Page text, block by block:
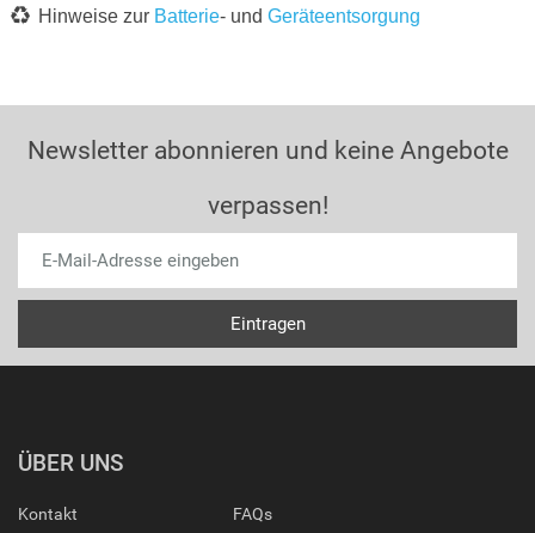
Hinweise zur Batterie- und Geräteentsorgung
Newsletter abonnieren und keine Angebote
verpassen!
ÜBER UNS
Kontakt FAQs